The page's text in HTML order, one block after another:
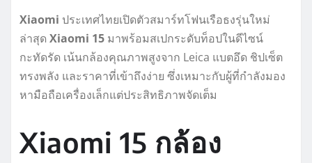
Xiaomi ประเทศไทยเปิดตัวสมาร์ทโฟนเรือธงรุ่นใหม่
ล่าสุด Xiaomi 15 มาพร้อมสเปกระดับท็อปในดีไซน์
กะทัดรัด เน้นกล้องคุณภาพสูงจาก Leica แบตอึด ชิปเซ็ต
ทรงพลัง และราคาที่เข้าถึงง่าย ซึ่งเหมาะกับผู้ที่กำลังมอง
หามือถือเครื่องเล็กแต่ประสิทธิภาพจัดเต็ม
Xiaomi 15 กล้อง